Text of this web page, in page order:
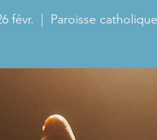
févr. Paroisse